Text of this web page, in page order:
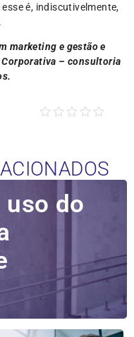
é, indiscutivelmente,
marketing e gestão e
– consultoria
do